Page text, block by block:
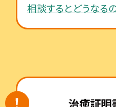
相談するとどうなるの
治癒証明